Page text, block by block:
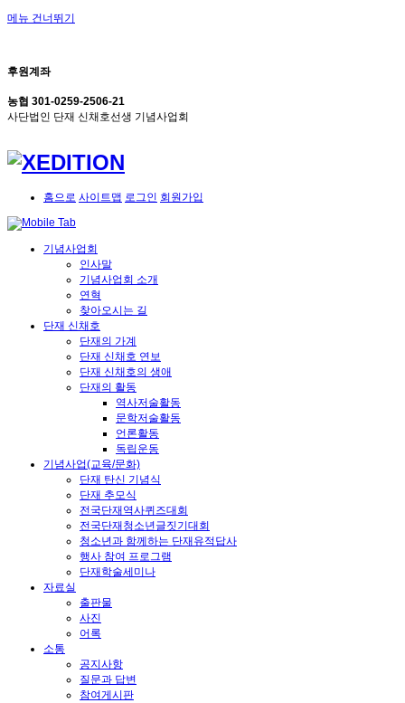
메뉴 건너뛰기
후원계좌
농협 301-0259-2506-21
사단법인 단재 신채호선생 기념사업회
홈으로 사이트맵 로그인 회원가입
기념사업회
인사말
기념사업회 소개
연혁
찾아오시는 길
단재 신채호
단재의 가계
단재 신채호 연보
단재 신채호의 생애
단재의 활동
역사저술활동
문학저술활동
언론활동
독립운동
기념사업(교육/문화)
단재 탄신 기념식
단재 추모식
전국단재역사퀴즈대회
전국단재청소년글짓기대회
청소년과 함께하는 단재유적답사
행사 참여 프로그램
단재학술세미나
자료실
출판물
사진
어록
소통
공지사항
질문과 답변
참여게시판